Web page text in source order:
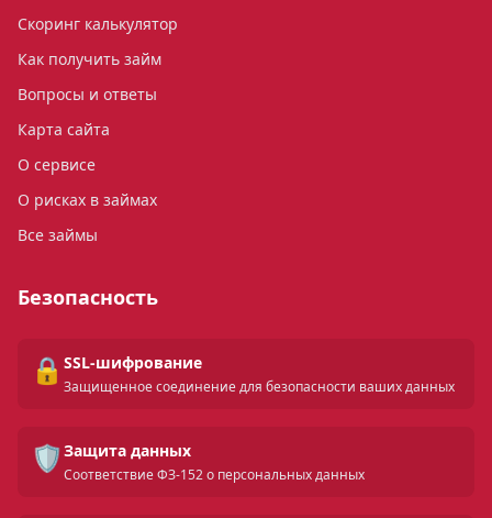
Скоринг калькулятор
Как получить займ
Вопросы и ответы
Карта сайта
О сервисе
О рисках в займах
Все займы
Безопасность
🔒 SSL-шифрование
Защищенное соединение для безопасности ваших данных
🛡️ Защита данных
Соответствие ФЗ-152 о персональных данных